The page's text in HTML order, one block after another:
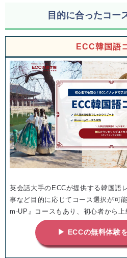
目的に合ったコー
ECC韓国語
英会話大手のECCが提供する韓国語
事など目的に応じてコース選択が可
m-UP』コースもあり、初心者から上
▶ ECCの無料体験